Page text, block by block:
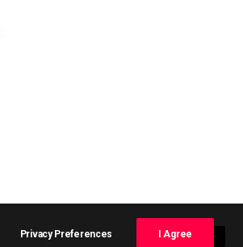
Privacy Preferences I Agree